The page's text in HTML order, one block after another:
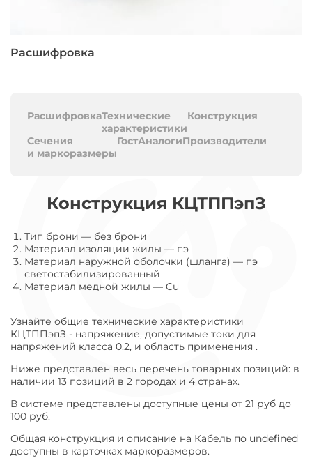
Расшифровка
РасшифровкаТехнические
характеристики
Конструкция
Сечения
и маркоразмеры
ГостАналогиПроизводители
Конструкция КЦТППэпЗ
Тип брони — без брони
Материал изоляции жилы — пэ
Материал наружной оболочки (шланга) — пэ
светостабилизированный
Материал медной жилы — Cu
Узнайте общие технические характеристики
КЦТППэпЗ - напряжение, допустимые токи для
напряжений класса 0.2, и область применения .
Ниже представлен весь перечень товарных позиций: в
наличии 13 позиций в 2 городах и 4 странах.
В системе представлены доступные цены от 21 руб до
100 руб.
Общая конструкция и описание на Кабель по undefined
доступны в карточках маркоразмеров.